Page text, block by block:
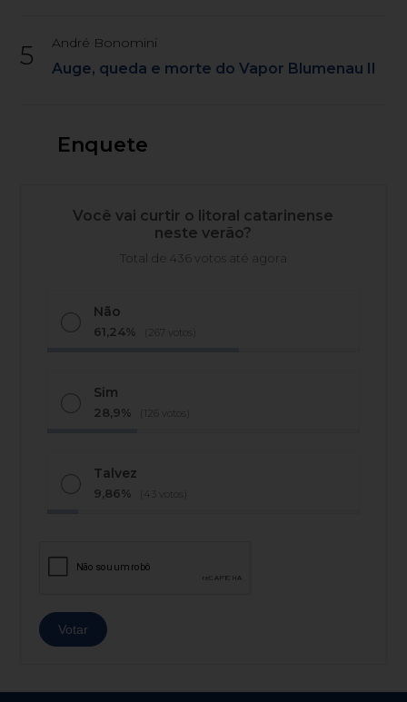
5 André Bonomini
Auge, queda e morte do Vapor Blumenau II
Enquete
Você vai curtir o litoral catarinense
neste verão?
Total de 436 votos até agora
Não
61,24% (267 votos)
Sim
28,9% (126 votos)
Talvez
9,86% (43 votos)